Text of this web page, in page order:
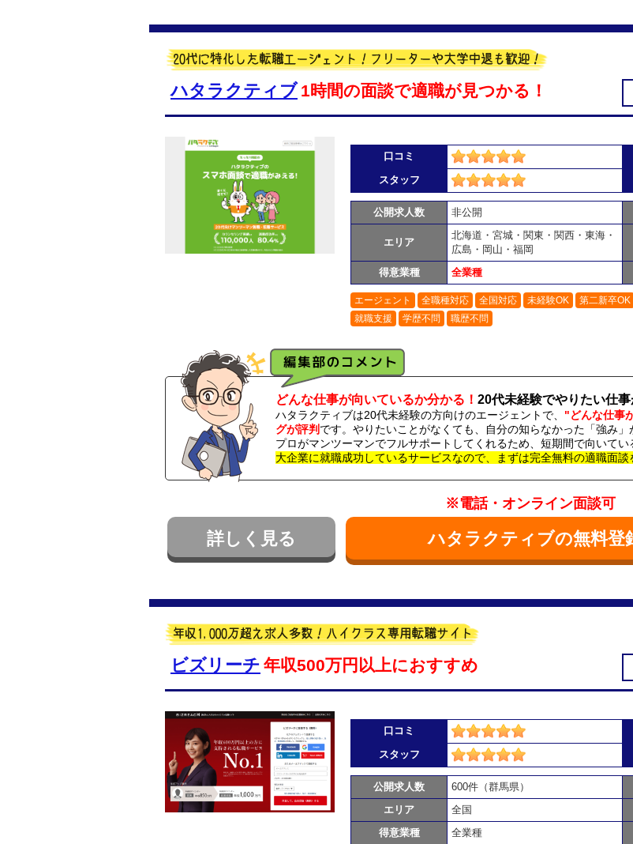
ハタラクティブ 1時間の面談で適職が見つかる！
口コミ
スタッフ
公開求人数 非公開
エリア
北海道・宮城・関東・関西・東海・
広島・岡山・福岡
得意業種 全業種
エージェント 全職種対応 全国対応 未経験OK 第二新卒OK
就職支援
学歴不問 職歴不問
どんな仕事が向いているか分かる！ 20代未経験でやりたい仕
ハタラクティブは20代未経験の方向けのエージェントで、 "どんな仕事
グが評判 です。やりたいことがなくても、自分の知らなかった「強み
プロがマンツーマンでフルサポートしてくれるため、短期間で向いてい
大企業に就職成功しているサービスなので、まずは完全無料の適職面談
※電話・オンライン面談可
詳しく見る ハタラクティブの無料登
ビズリーチ 年収500万円以上におすすめ
口コミ
スタッフ
公開求人数 600件（群馬県）
エリア
全国
得意業種
全業種